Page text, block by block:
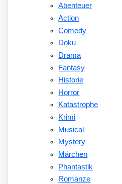
Abenteuer
Action
Comedy
Doku
Drama
Fantasy
Historie
Horror
Katastrophe
Krimi
Musical
Mystery
Märchen
Phantastik
Romanze